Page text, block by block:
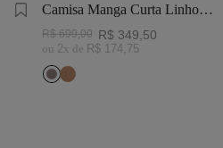
Camisa Manga Curta Linho
R$ 699,00 R$ 349 50
ou 2x de R$ 174, 75